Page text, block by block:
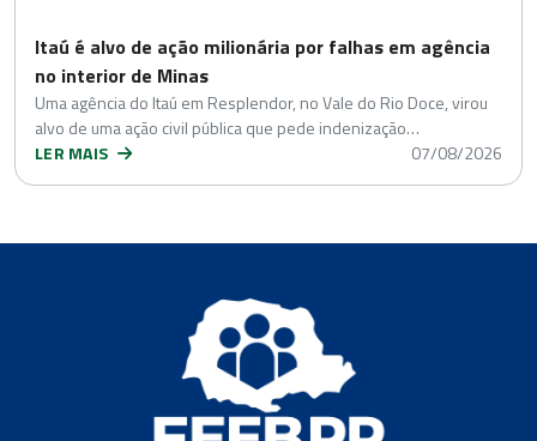
Itaú é alvo de ação milionária por falhas em agência
no interior de Minas
Uma agência do Itaú em Resplendor, no Vale do Rio Doce, virou
alvo de uma ação civil pública que pede indenização…
LER MAIS
07/08/2026